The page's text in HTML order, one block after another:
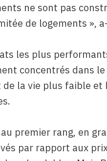
ne sont pas
de logements »,
les plus
concentrés dans
la vie plus faible
au premier rang, en
par rapport aux